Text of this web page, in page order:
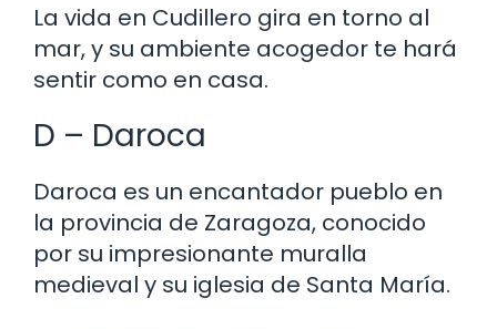
La vida en Cudillero gira en torno al
mar, y su ambiente acogedor te hará
sentir como en casa.
D – Daroca
Daroca es un encantador pueblo en
la provincia de Zaragoza, conocido
por su impresionante muralla
medieval y su iglesia de Santa María.